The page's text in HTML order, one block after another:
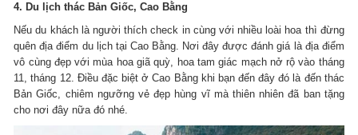
4. Du lịch thác Bản Giốc, Cao Bằng
Nếu du khách là người thích check in cùng với nhiều loài hoa thì đừng
quên địa điểm du lịch tại Cao Bằng. Nơi đây được đánh giá là địa điểm
vô cùng đẹp với mùa hoa giã quỳ, hoa tam giác mạch nở rộ vào tháng
11, tháng 12. Điều đặc biệt ở Cao Bằng khi bạn đến đây đó là đến thác
Bản Giốc, chiêm ngưỡng vẻ đẹp hùng vĩ mà thiên nhiên đã ban tặng
cho nơi đây nữa đó nhé.